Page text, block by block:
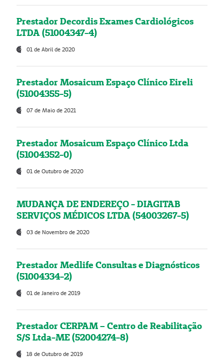
Prestador Decordis Exames Cardiológicos
LTDA (51004347-4)
01 de Abril de 2020
Prestador Mosaicum Espaço Clínico Eireli
(51004355-5)
07 de Maio de 2021
Prestador Mosaicum Espaço Clínico Ltda
(51004352-0)
01 de Outubro de 2020
MUDANÇA DE ENDEREÇO - DIAGITAB
SERVIÇOS MÉDICOS LTDA (54003267-5)
03 de Novembro de 2020
Prestador Medlife Consultas e Diagnósticos
(51004334-2)
01 de Janeiro de 2019
Prestador CERPAM – Centro de Reabilitação
S/S Ltda-ME (52004274-8)
18 de Outubro de 2019